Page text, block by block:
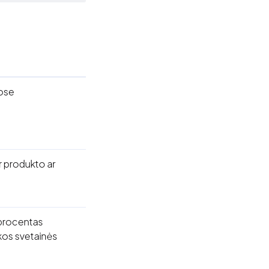
produkto ar
svetainės